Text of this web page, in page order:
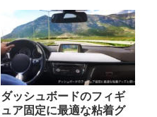
ダッシュボードのフィギ
ュア固定に最適な粘着グ